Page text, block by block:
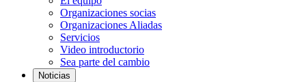
Organizaciones socias
Organizaciones Aliadas
Servicios
Video introductorio
Sea parte del cambio
Noticias